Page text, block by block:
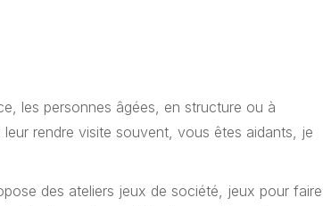
les personnes âgées, en structure ou à
rendre visite souvent, vous êtes aidants, je
des ateliers jeux de société, jeux pour faire